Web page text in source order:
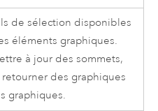
de sélection disponibles
éléments graphiques.
à jour des sommets,
des graphiques
graphiques.